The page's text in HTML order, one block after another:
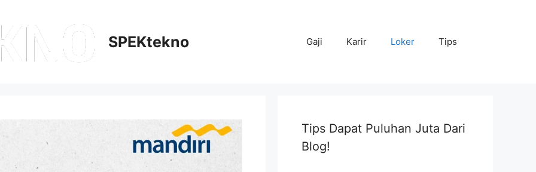
SPEKtekno Gaji Karir Loker Tips
Tips Dapat Puluhan Juta Dari
Blog!